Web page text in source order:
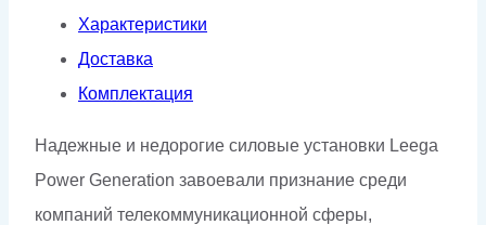
Характеристики
Доставка
Комплектация
Надежные и недорогие силовые установки Leega
Power Generation завоевали признание среди
компаний телекоммуникационной сферы,